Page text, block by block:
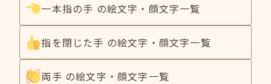
一本指の手 の絵文字・顔文字一覧
指を閉じた手 の絵文字・顔文字一覧
両手 の絵文字・顔文字一覧